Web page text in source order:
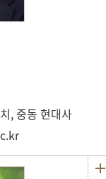
, 중동 현대사